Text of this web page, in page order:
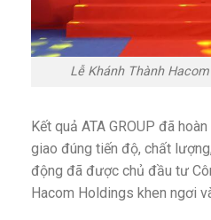
Lễ Khánh Thành
Kết quả ATA GROUP đã
giao đúng tiến độ, chất
động đã được chủ đầu tư
Hacom Holdings khen ngơi